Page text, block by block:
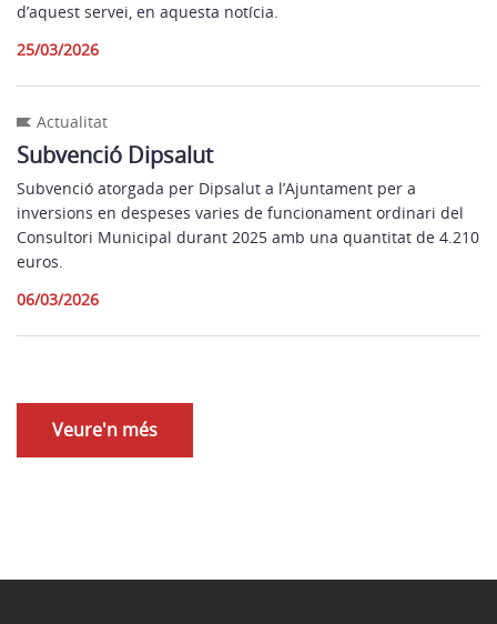
d’aquest servei, en aquesta notícia.
25/03/2026
Actualitat
Subvenció Dipsalut
Subvenció atorgada per Dipsalut a l’Ajuntament per a
inversions en despeses varies de funcionament ordinari del
Consultori Municipal durant 2025 amb una quantitat de 4.210
euros.
06/03/2026
Veure'n més